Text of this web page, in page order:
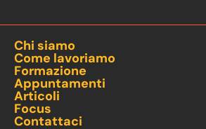
Chi siamo
Come lavoriamo
Formazione
Appuntamenti
Articoli
Focus
Contattaci